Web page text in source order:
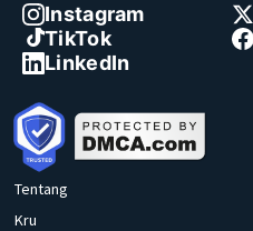
Instagram
TikTok
LinkedIn
Tentang
Kru